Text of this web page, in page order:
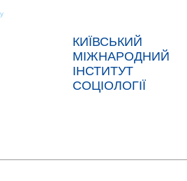
КИЇВСЬКИЙ
МІЖНАРОДНИЙ
ІНСТИТУТ
СОЦІОЛОГІЇ